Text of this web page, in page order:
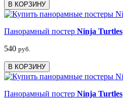
В КОРЗИНУ
Панорамный постер Ninja Turtles
540 руб.
В КОРЗИНУ
Панорамный постер Ninja Turtles